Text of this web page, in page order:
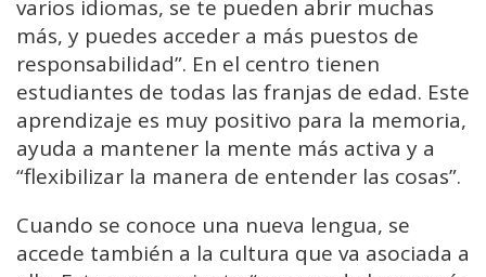
varios idiomas, se te pueden abrir muchas
más, y puedes acceder a más puestos de
responsabilidad”. En el centro tienen
estudiantes de todas las franjas de edad. Este
aprendizaje es muy positivo para la memoria,
ayuda a mantener la mente más activa y a
“flexibilizar la manera de entender las cosas”.
Cuando se conoce una nueva lengua, se
accede también a la cultura que va asociada a